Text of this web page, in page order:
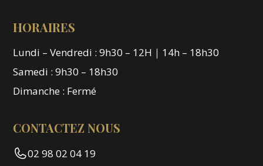
HORAIRES
Lundi – Vendredi : 9h30 – 12H｜14h – 18h30
Samedi : 9h30 – 18h30
Dimanche : Fermé
CONTACTEZ NOUS
02 98 02 04 19